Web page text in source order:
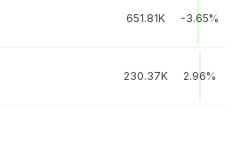
651.81K -3.65%
230.37K 2.96%